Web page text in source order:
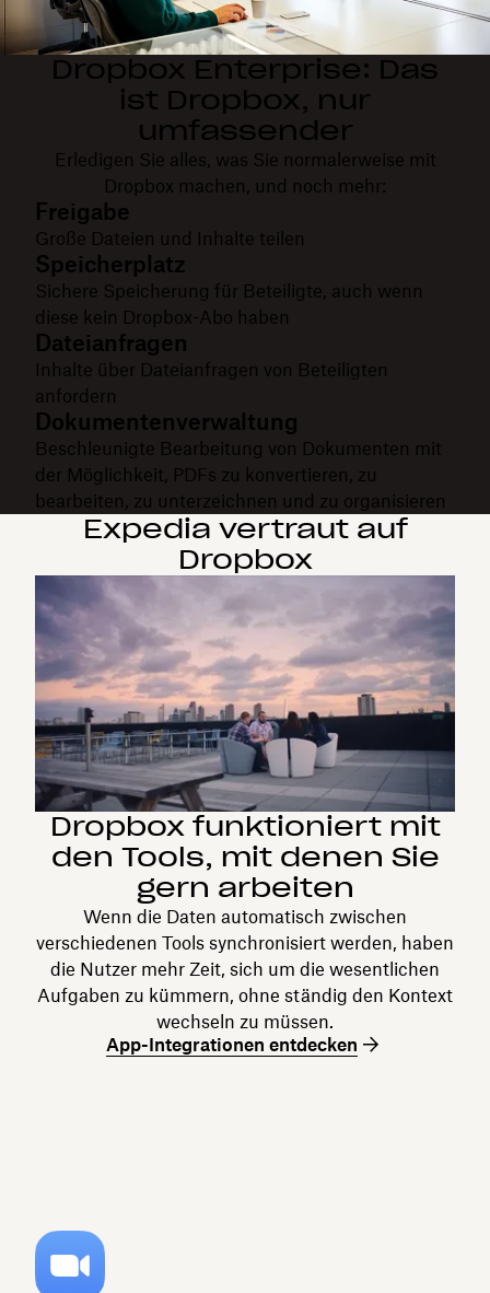
Dropbox Enterprise: Das
ist Dropbox, nur
umfassender
Erledigen Sie alles, was Sie normalerweise mit
Dropbox machen, und noch mehr:
Freigabe
Große Dateien und Inhalte teilen
Speicherplatz
Sichere Speicherung für Beteiligte, auch wenn
diese kein Dropbox-Abo haben
Dateianfragen
Inhalte über Dateianfragen von Beteiligten
anfordern
Dokumentenverwaltung
Beschleunigte Bearbeitung von Dokumenten mit
der Möglichkeit, PDFs zu konvertieren, zu
bearbeiten, zu unterzeichnen und zu organisieren
Expedia vertraut auf
Dropbox
Dropbox funktioniert mit
den Tools, mit denen Sie
gern arbeiten
Wenn die Daten automatisch zwischen
verschiedenen Tools synchronisiert werden, haben
die Nutzer mehr Zeit, sich um die wesentlichen
Aufgaben zu kümmern, ohne ständig den Kontext
wechseln zu müssen.
App-Integrationen entdecken